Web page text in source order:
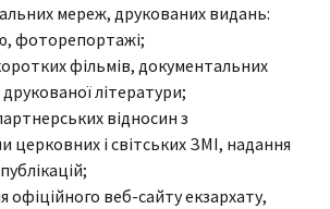
мереж, друкованих видань:
фоторепортажі;
фільмів, документальних
літератури;
відносин з
церковних і світських ЗМІ, надання
офіційного веб-сайту екзархату,